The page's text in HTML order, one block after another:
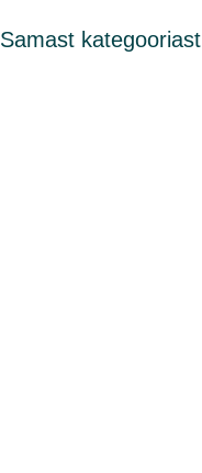
Samast kategooriast